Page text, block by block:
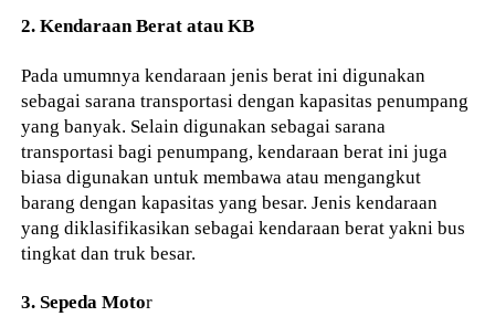
2. Kendaraan Berat atau KB
Pada umumnya kendaraan jenis berat ini digunakan
sebagai sarana transportasi dengan kapasitas penumpang
yang banyak. Selain digunakan sebagai sarana
transportasi bagi penumpang, kendaraan berat ini juga
biasa digunakan untuk membawa atau mengangkut
barang dengan kapasitas yang besar. Jenis kendaraan
yang diklasifikasikan sebagai kendaraan berat yakni bus
tingkat dan truk besar.
3. Sepeda Motor